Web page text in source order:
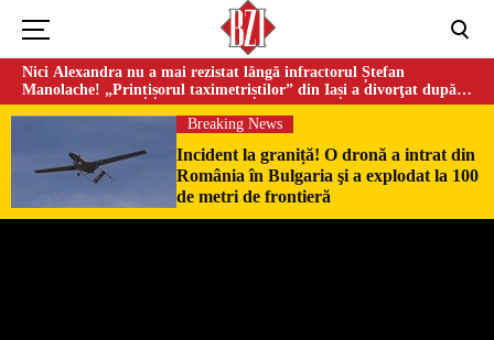
Nici Alexandra nu a mai rezistat lângă infractorul Ștefan
Manolache! „Prințișorul taximetriștilor” din Iași a divorţat după
doi ani de căsnicie
Breaking News
Incident la graniță! O dronă a intrat din
România în Bulgaria şi a explodat la 100
de metri de frontieră